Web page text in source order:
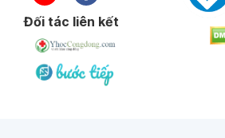
Đối tác liên kết